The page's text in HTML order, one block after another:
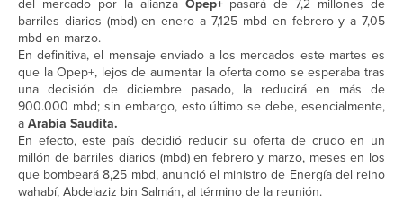
del mercado por la alianza Opep+pasará de 7,2 millones de
barriles diarios (mbd) en enero a 7,125 mbd en febrero y a 7,05
mbd en marzo.
En definitiva, el mensaje enviado a los mercados este martes es
que la Opep+, lejos de aumentar la oferta como se esperaba tras
una decisión de diciembre pasado, la reducirá en más de
900.000 mbd; sin embargo, esto último se debe, esencialmente,
a Arabia Saudita.
En efecto, este país decidió reducir su oferta de crudo en un
millón de barriles diarios (mbd) en febrero y marzo, meses en los
que bombeará 8,25 mbd, anunció el ministro de Energía del reino
wahabí, Abdelaziz bin Salmán, al término de la reunión.